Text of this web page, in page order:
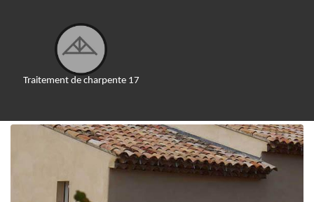
Traitement de charpente 17